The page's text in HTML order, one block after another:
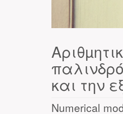
και την
Numerical